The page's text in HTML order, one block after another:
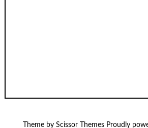
Theme by Scissor ThemesProudly